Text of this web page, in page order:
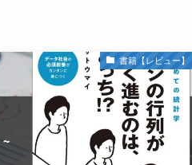
書籍【レビュー】